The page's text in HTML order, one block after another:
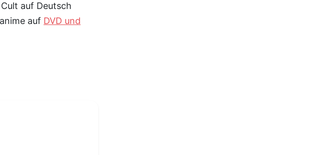
auf Deutsch
auf DVD und